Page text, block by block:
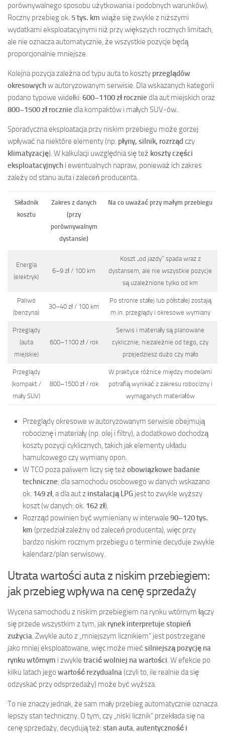
porównywalnego sposobu użytkowania i podobnych warunków).
Roczny przebieg ok. 5 tys. km wiąże się zwykle z niższymi
wydatkami eksploatacyjnymi niż przy większych rocznych limitach,
ale nie oznacza automatycznie, że wszystkie pozycje będą
proporcjonalnie mniejsze.
Kolejna pozycja zależna od typu auta to koszty przeglądów
okresowychw autoryzowanym serwisie. Dla wskazanych kategorii
podano typowe widełki: 600–1100 zł rocznie dla aut miejskich oraz
800–1500 zł rocznie dla kompaktów i małych SUV-ów.
Sporadyczna eksploatacja przy niskim przebiegu może gorzej
wpływać na niektóre elementy (np. płyny, silnik, rozrząd czy
klimatyzację). W kalkulacji uwzględnia się też koszty części
eksploatacyjnych i ewentualnych napraw, ponieważ ich zakres
zależy od stanu auta i zaleceń producenta.
Składnik
kosztu
Zakres z danych
(przy
porównywalnym
dystansie)
Na co uważać przy małym przebiegu
Energia
(elektryk)
6–9 zł / 100 km
Koszt „od jazdy” spada wraz z
dystansem, ale nie wszystkie pozycje
są uzależnione tylko od km
Paliwo
(benzyna)
30–40 zł / 100 km
Po stronie stałej lub półstałej zostają
m.in. przeglądy i okresowe wymiany
Przeglądy
(auta
miejskie)
600–1100 zł / rok
Serwis i materiały są planowane
cyklicznie, niezależnie od tego, czy
przejedziesz dużo czy mało
Przeglądy
(kompakt /
mały SUV)
800–1500 zł / rok
W praktyce różnice między modelami
potrafią wynikać z zakresu robocizny i
wymaganych materiałów
Przeglądy okresowe w autoryzowanym serwisie obejmują
robociznę i materiały (np. olej i filtry), a dodatkowo dochodzą
koszty pozycji cyklicznych, takich jak elementy układu
hamulcowego czy wymiany opon.
W TCO poza paliwem liczy się też obowiązkowe badanie
techniczne: dla samochodu osobowego w danych wskazano
ok. 149 zł , a dla aut z instalacją LPG jest to zwykle wyższy
koszt (w danych: ok. 162 zł).
Rozrząd powinien być wymieniany w interwale 90–120 tys.
km (przedział zależny od zaleceń producenta), więc przy
bardzo niskim rocznym przebiegu o terminie decyduje zwykle
kalendarz/plan serwisowy.
Utrata wartości auta z niskim przebiegiem:
jak przebieg wpływa na cenę sprzedaży
Wycena samochodu z niskim przebiegiem na rynku wtórnym łączy
się przede wszystkim z tym, jak rynek interpretuje stopień
zużycia . Zwykle auto z „mniejszym licznikiem” jest postrzegane
jako mniej eksploatowane, więc może mieć silniejszą pozycję na
rynku wtórnym i zwykle tracić wolniej na wartości . W efekcie po
kilku latach jego wartość rezydualna (czyli to, ile realnie da się
odzyskać przy odsprzedaży) może być wyższa.
To nie znaczy jednak, że sam mały przebieg automatycznie oznacza
lepszy stan techniczny. O tym, czy „niski licznik” przekłada się na
cenę sprzedaży, decydują też: stan auta autentyczność i